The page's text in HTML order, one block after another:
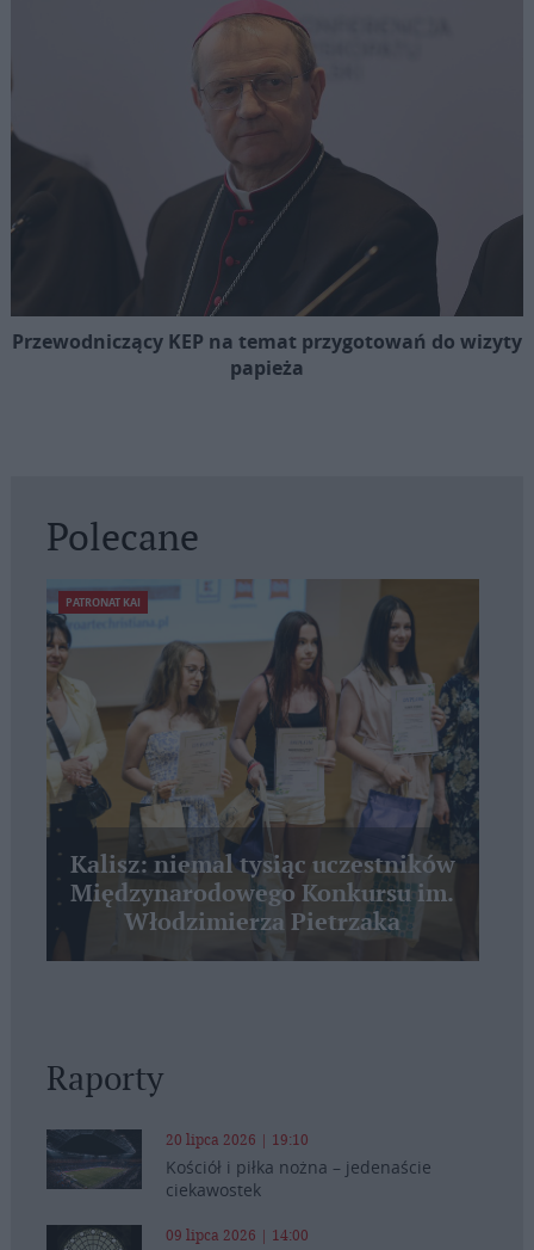
Przewodniczący KEP na temat przygotowań do wizyty
papieża
Polecane
PATRONAT KAI
Kalisz: niemal tysiąc uczestników
Międzynarodowego Konkursu im.
Włodzimierza Pietrzaka
Raporty
20 lipca 2026 | 19:10
Kościół i piłka nożna – jedenaście
ciekawostek
09 lipca 2026 | 14:00